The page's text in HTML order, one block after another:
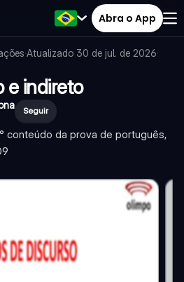
Abra o App
·Atualizado 30 de jul. de 2026·
e indireto
Seguir
conteúdo da prova de português,